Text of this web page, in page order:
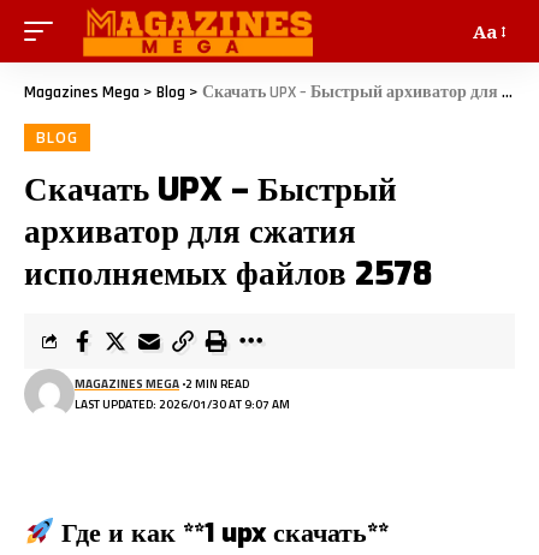
Aa
Magazines Mega > Blog > Скачать UPX – Быстрый архиватор для сжатия исполняемых файлов 2578
BLOG
Скачать UPX – Быстрый
архиватор для сжатия
исполняемых файлов 2578
LAST UPDATED: 2026/01/30 AT 9:07 AM
MAGAZINES MEGA 2 MIN READ
Где и как **1 upx скачать**